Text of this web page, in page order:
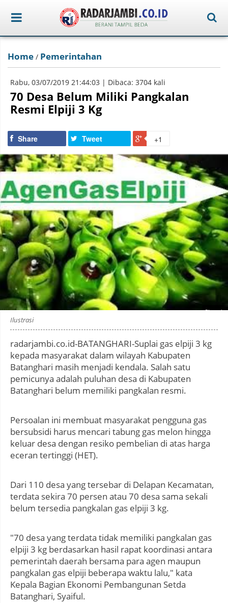
Home / Pemerintahan
Rabu, 03/07/2019 21:44:03 | Dibaca: 3704 kali
70 Desa Belum Miliki Pangkalan
Resmi Elpiji 3 Kg
Share Tweet +1
Photo by
Ilustrasi
radarjambi.co.id-BATANGHARI-Suplai gas elpiji 3 kg
kepada masyarakat dalam wilayah Kabupaten
Batanghari masih menjadi kendala. Salah satu
pemicunya adalah puluhan desa di Kabupaten
Batanghari belum memiliki pangkalan resmi.
Persoalan ini membuat masyarakat pengguna gas
bersubsidi harus mencari tabung gas melon hingga
keluar desa dengan resiko pembelian di atas harga
eceran tertinggi (HET).
Dari 110 desa yang tersebar di Delapan Kecamatan,
terdata sekira 70 persen atau 70 desa sama sekali
belum tersedia pangkalan gas elpiji 3 kg.
"70 desa yang terdata tidak memiliki pangkalan gas
elpiji 3 kg berdasarkan hasil rapat koordinasi antara
pemerintah daerah bersama para agen maupun
pangkalan gas elpiji beberapa waktu lalu," kata
Kepala Bagian Ekonomi Pembangunan Setda
Batanghari, Syaiful.